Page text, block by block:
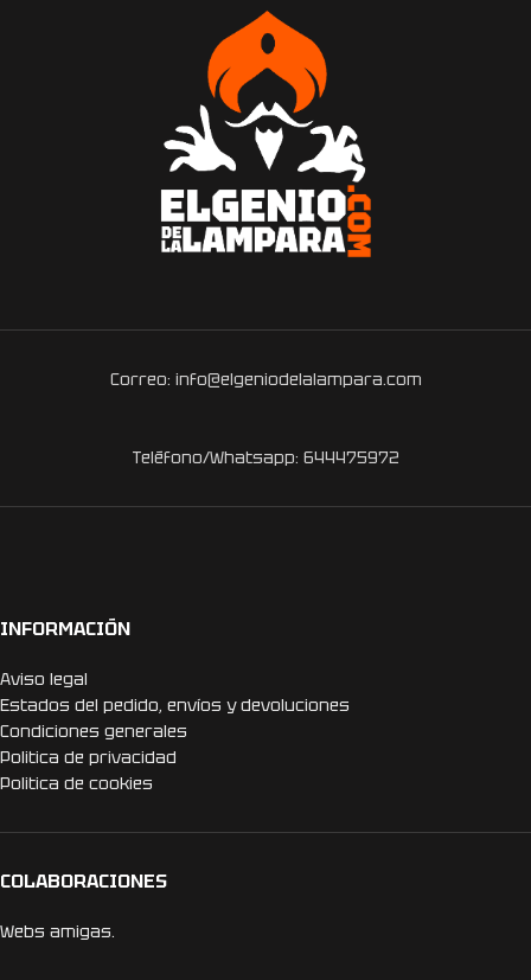
Correo: info@elgeniodelalampara.com
Teléfono/Whatsapp: 644475972
INFORMACIÓN
Aviso legal
Estados del pedido, envíos y devoluciones
Condiciones generales
Politica de privacidad
Politica de cookies
COLABORACIONES
Webs amigas.